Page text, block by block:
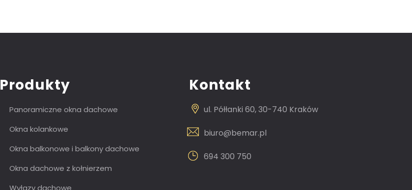
Produkty
Panoramiczne okna dachowe
Okna kolankowe
Okna balkonowe i balkony dachowe
Okna dachowe z kołnierzem
Wyłazy dachowe
Kontakt
ul. Półłanki 60, 30-740 Kraków
biuro@bemar.pl
694 300 750